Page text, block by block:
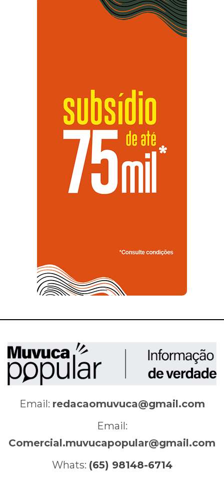
Email: redacaomuvuca@gmail.com
Email:
Comercial.muvucapopular@gmail.com
Whats: (65) 98148-6714